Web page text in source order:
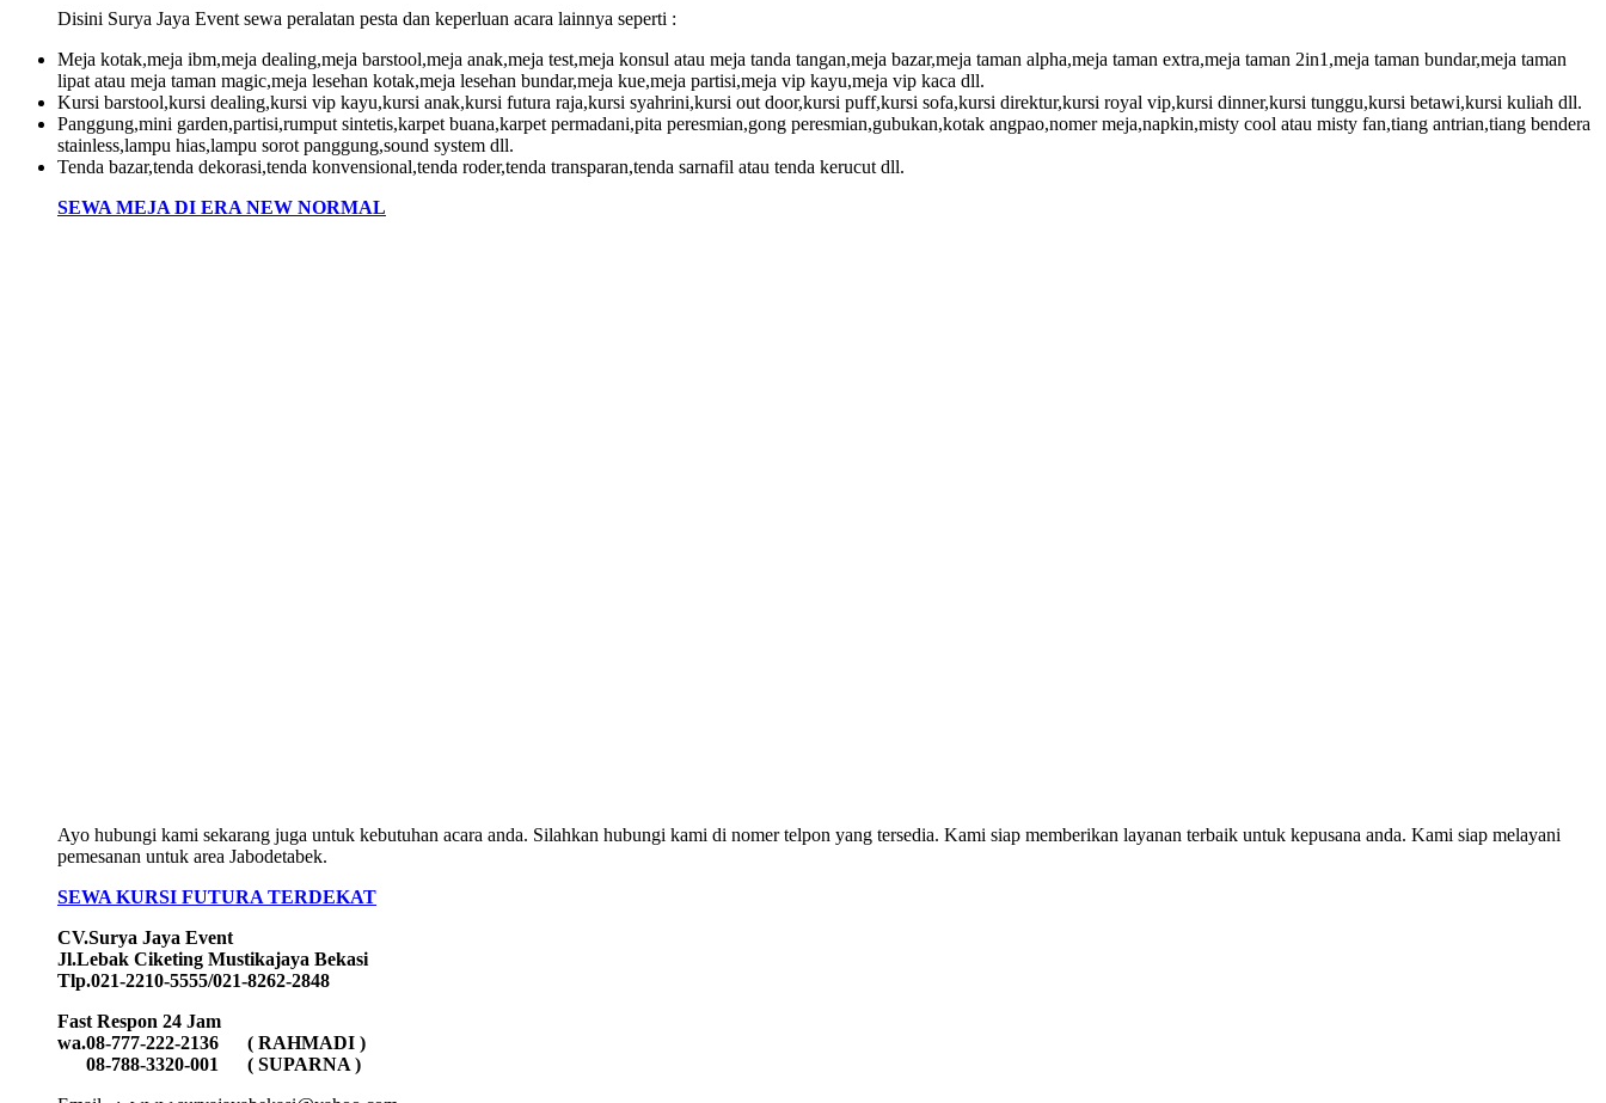
Disini Surya Jaya Event sewa peralatan pesta dan keperluan acara lainnya seperti :
Meja kotak,meja ibm,meja dealing,meja barstool,meja anak,meja test,meja konsul atau meja tanda tangan,meja bazar,meja taman alpha,meja taman extra,meja taman 2in1,meja taman bundar,meja taman
lipat atau meja taman magic,meja lesehan kotak,meja lesehan bundar,meja kue,meja partisi,meja vip kayu,meja vip kaca dll.
Kursi barstool,kursi dealing,kursi vip kayu,kursi anak,kursi futura raja,kursi syahrini,kursi out door,kursi puff,kursi sofa,kursi direktur,kursi royal vip,kursi dinner,kursi tunggu,kursi betawi,kursi kuliah dll.
Panggung,mini garden,partisi,rumput sintetis,karpet buana,karpet permadani,pita peresmian,gong peresmian,gubukan,kotak angpao,nomer meja,napkin,misty cool atau misty fan,tiang antrian,tiang bendera
stainless,lampu hias,lampu sorot panggung,sound system dll.
Tenda bazar,tenda dekorasi,tenda konvensional,tenda roder,tenda transparan,tenda sarnafil atau tenda kerucut dll.
SEWA MEJA DI ERA NEW NORMAL
Ayo hubungi kami sekarang juga untuk kebutuhan acara anda. Silahkan hubungi kami di nomer telpon yang tersedia. Kami siap memberikan layanan terbaik untuk kepusana anda. Kami siap melayani
pemesanan untuk area Jabodetabek.
SEWA KURSI FUTURA TERDEKAT
CV.Surya Jaya Event
Jl.Lebak Ciketing Mustikajaya Bekasi
Tlp.021-2210-5555/021-8262-2848
Fast Respon 24 Jam
wa.08-777-222-2136 ( RAHMADI )
08-788-3320-001 ( SUPARNA )